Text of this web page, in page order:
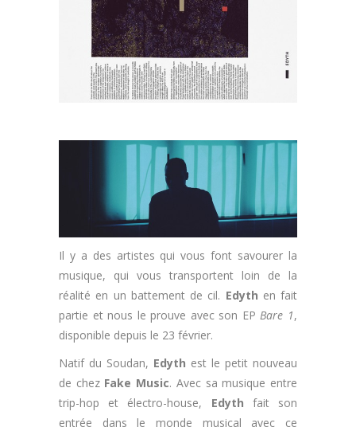
Il y a des artistes qui vous font savourer la
musique, qui vous transportent loin de la
réalité en un battement de cil. Edyth en fait
partie et nous le prouve avec son EPBare 1,
disponible depuis le 23 février.
Natif du Soudan, Edyth est le petit nouveau
de chez Fake Music. Avec sa musique entre
trip-hop et électro-house, Edyth fait son
entrée dans le monde musical avec ce